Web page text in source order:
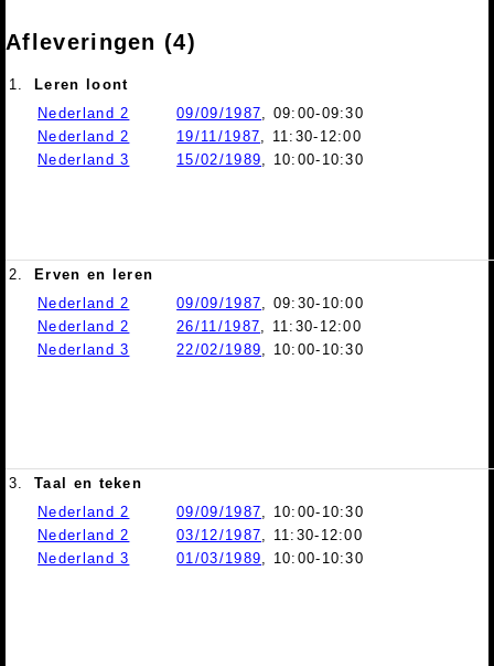
Afleveringen (4)
1.
Leren loont
Nederland 2
09/09/1987 , 09:00-09:30
Nederland 2
19/11/1987 , 11:30-12:00
Nederland 3
15/02/1989 , 10:00-10:30
2.
Erven en leren
Nederland 2
09/09/1987 , 09:30-10:00
Nederland 2
26/11/1987 , 11:30-12:00
Nederland 3
22/02/1989 , 10:00-10:30
3.
Taal en teken
Nederland 2
09/09/1987 , 10:00-10:30
Nederland 2
03/12/1987 , 11:30-12:00
Nederland 3
01/03/1989 , 10:00-10:30